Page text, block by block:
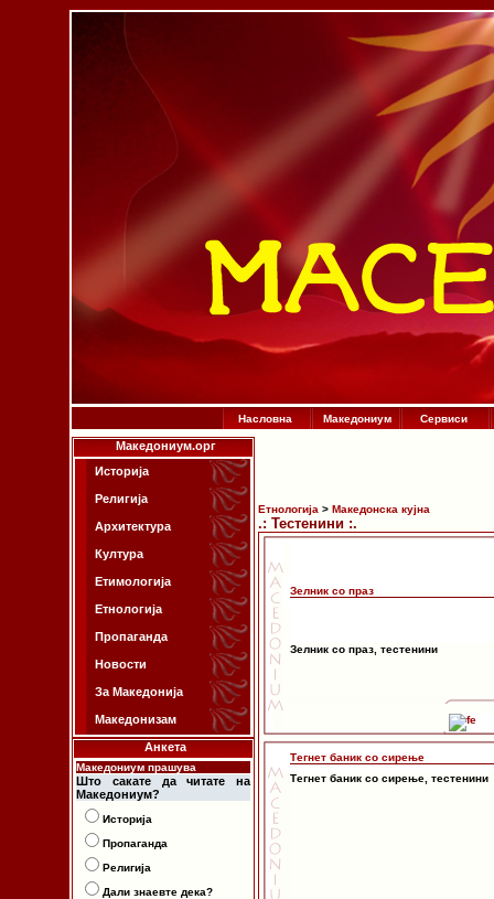
Насловна Македониум Сервиси
Македониум.орг
Историја
Религија
Архитектура
Култура
Етимологија
Етнологија
Пропаганда
Новости
За Македонија
Македонизам
Анкета
Македониум прашува
Што сакате да читате на
Македониум?
Историја
Пропаганда
Религија
Дали знаевте дека?
Етнологија > Македонска кујна
.: Тестенини :.
Зелник со праз
Зелник со праз, тестенини
Тегнет баник со сирење
Тегнет баник со сирење, тестенини